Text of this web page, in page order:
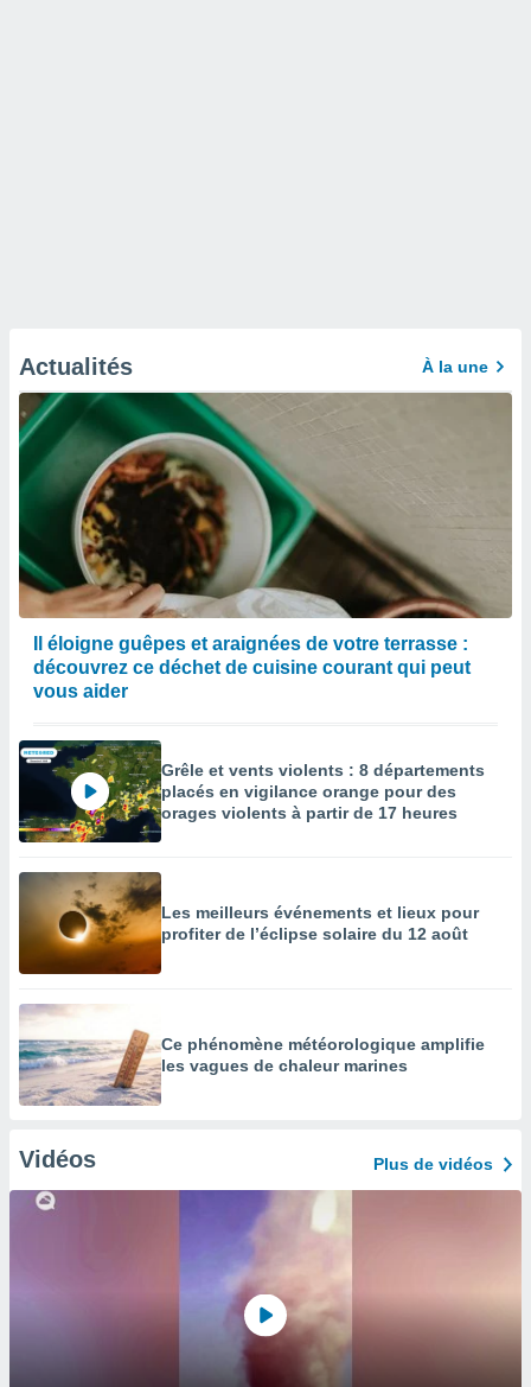
Actualités À la une
Il éloigne guêpes et araignées de votre terrasse :
découvrez ce déchet de cuisine courant qui peut
vous aider
Grêle et vents violents : 8 départements
placés en vigilance orange pour des
orages violents à partir de 17 heures
Les meilleurs événements et lieux pour
profiter de l’éclipse solaire du 12 août
Ce phénomène météorologique amplifie
les vagues de chaleur marines
Vidéos Plus de vidéos